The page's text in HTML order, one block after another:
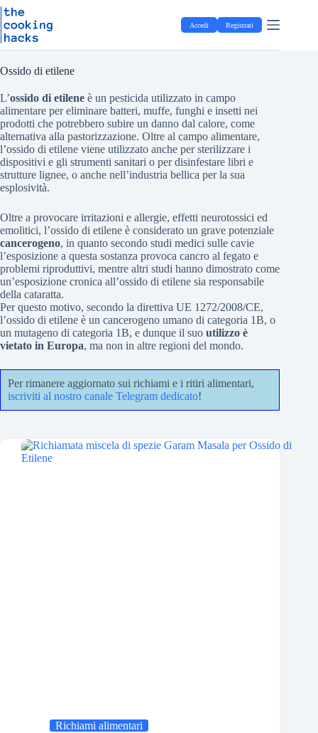
S
t
a
c
o
n
t
e
n
u
t
Salta
al
contenuto
Accedi Registrati
Ossido di etilene
L’ossido di etilene è un pesticida utilizzato in campo
alimentare per eliminare batteri, muffe, funghi e insetti nei
prodotti che potrebbero subire un danno dal calore, come
alternativa alla pastorizzazione. Oltre al campo alimentare,
l’ossido di etilene viene utilizzato anche per sterilizzare i
dispositivi e gli strumenti sanitari o per disinfestare libri e
strutture lignee, o anche nell’industria bellica per la sua
esplosività.
Oltre a provocare irritazioni e allergie, effetti neurotossici ed
emolitici, l’ossido di etilene è considerato un grave potenziale
cancerogeno, in quanto secondo studi medici sulle cavie
l’esposizione a questa sostanza provoca cancro al fegato e
problemi riproduttivi, mentre altri studi hanno dimostrato come
un’esposizione cronica all’ossido di etilene sia responsabile
della cataratta.
Per questo motivo, secondo la direttiva UE 1272/2008/CE,
l’ossido di etilene è un cancerogeno umano di categoria 1B, o
un mutageno di categoria 1B, e dunque il suo utilizzo è
vietato in Europa, ma non in altre regioni del mondo.
Per rimanere aggiornato sui richiami e i ritiri alimentari,
iscriviti al nostro canale Telegram dedicato!
Richiami alimentari